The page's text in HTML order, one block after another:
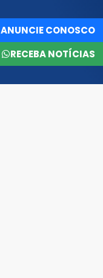
ANUNCIE CONOSCO
RECEBA NOTÍCIAS